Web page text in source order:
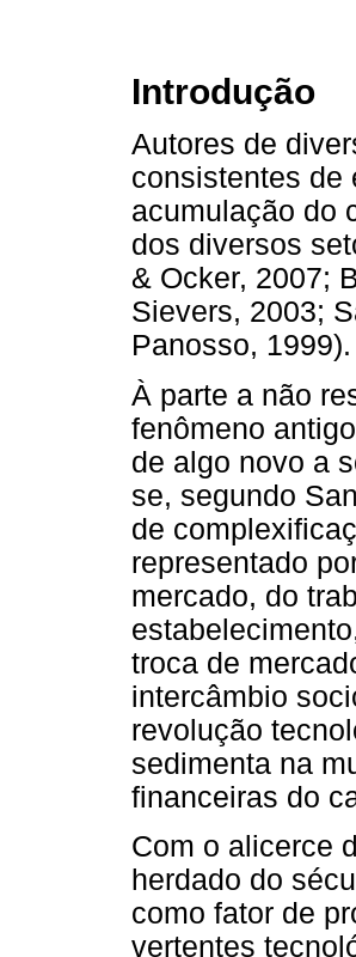
Introdução
Autores de
consistentes de
acumulação do
dos diversos
& Ocker, 2007;
Sievers, 2003;
Panosso, 1999).
À parte a não
fenômeno
de algo novo a
se, segundo
de
representado
mercado, do
troca de
intercâmbio
revolução
sedimenta na
financeiras do
Com o alicerce
herdado do
como fator de
vertentes